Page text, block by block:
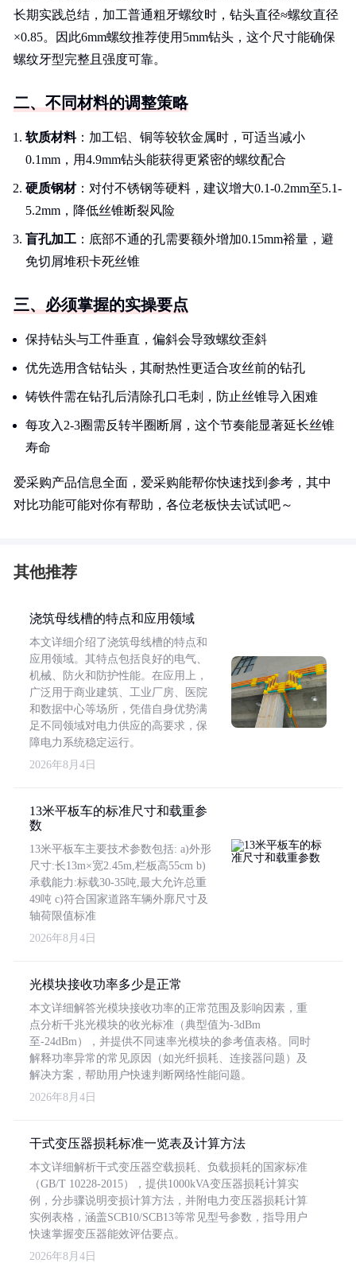
长期实践总结，加工普通粗牙螺纹时，钻头直径≈螺纹直径
×0.85。因此6mm螺纹推荐使用5mm钻头，这个尺寸能确保
螺纹牙型完整且强度可靠。
二、不同材料的调整策略
软质材料：加工铝、铜等较软金属时，可适当减小
0.1mm，用4.9mm钻头能获得更紧密的螺纹配合
硬质钢材：对付不锈钢等硬料，建议增大0.1-0.2mm至5.1-
5.2mm，降低丝锥断裂风险
盲孔加工 ：底部不通的孔需要额外增加0.15mm裕量，避
免切屑堆积卡死丝锥
三、必须掌握的实操要点
保持钻头与工件垂直，偏斜会导致螺纹歪斜
优先选用含钴钻头，其耐热性更适合攻丝前的钻孔
铸铁件需在钻孔后清除孔口毛刺，防止丝锥导入困难
每攻入2-3圈需反转半圈断屑，这个节奏能显著延长丝锥
寿命
爱采购产品信息全面，爱采购能帮你快速找到参考，其中
对比功能可能对你有帮助，各位老板快去试试吧～
其他推荐
浇筑母线槽的特点和应用领域
本文详细介绍了浇筑母线槽的特点和
应用领域。其特点包括良好的电气、
机械、防火和防护性能。在应用上，
广泛用于商业建筑、工业厂房、医院
和数据中心等场所，凭借自身优势满
足不同领域对电力供应的高要求，保
障电力系统稳定运行。
2026年8月4日
13米平板车的标准尺寸和载重参
数
13米平板车主要技术参数包括: a)外形
尺寸:长13m×宽2.45m,栏板高55cm b)
承载能力:标载30-35吨,最大允许总重
49吨 c)符合国家道路车辆外廓尺寸及
轴荷限值标准
2026年8月4日
光模块接收功率多少是正常
本文详细解答光模块接收功率的正常范围及影响因素，重
点分析千兆光模块的收光标准（典型值为-3dBm
至-24dBm），并提供不同速率光模块的参考值表格。同时
解释功率异常的常见原因（如光纤损耗、连接器问题）及
解决方案，帮助用户快速判断网络性能问题。
2026年8月4日
干式变压器损耗标准一览表及计算方法
本文详细解析干式变压器空载损耗、负载损耗的国家标准
（GB/T 10228-2015），提供1000kVA变压器损耗计算实
例，分步骤说明变损计算方法，并附电力变压器损耗计算
实例表格，涵盖SCB10/SCB13等常见型号参数，指导用户
快速掌握变压器能效评估要点。
2026年8月4日